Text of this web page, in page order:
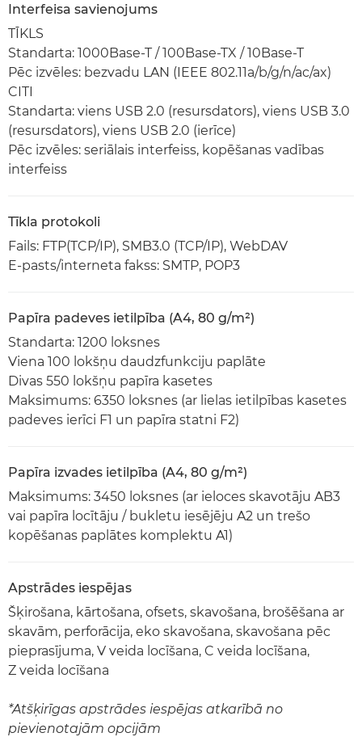
Interfeisa savienojums
TĪKLS
Standarta: 1000Base-T / 100Base-TX / 10Base-T
Pēc izvēles: bezvadu LAN (IEEE 802.11a/b/g/n/ac/ax)
CITI
Standarta: viens USB 2.0 (resursdators), viens USB 3.0
(resursdators), viens USB 2.0 (ierīce)
Pēc izvēles: seriālais interfeiss, kopēšanas vadības
interfeiss
Tīkla protokoli
Fails: FTP(TCP/IP), SMB3.0 (TCP/IP), WebDAV
E-pasts/interneta fakss: SMTP, POP3
Papīra padeves ietilpība (A4, 80 g/m²)
Standarta: 1200 loksnes
Viena 100 lokšņu daudzfunkciju paplāte
Divas 550 lokšņu papīra kasetes
Maksimums: 6350 loksnes (ar lielas ietilpības kasetes
padeves ierīci F1 un papīra statni F2)
Papīra izvades ietilpība (A4, 80 g/m²)
Maksimums: 3450 loksnes (ar ieloces skavotāju AB3
vai papīra locītāju / bukletu iesējēju A2 un trešo
kopēšanas paplātes komplektu A1)
Apstrādes iespējas
Šķirošana, kārtošana, ofsets, skavošana, brošēšana ar
skavām, perforācija, eko skavošana, skavošana pēc
pieprasījuma, V veida locīšana, C veida locīšana,
Z veida locīšana
*Atšķirīgas apstrādes iespējas atkarībā no
pievienotajām opcijām